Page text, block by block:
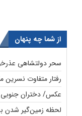
از شما چه پنهان
سحر دولتشاهی
رفتار متفاوت نسرین
عکس/ دختران جنوبی
لحظه زمین‌گیر شدن